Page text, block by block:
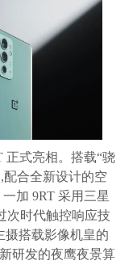
正式亮相。搭载“骁
配合全新设计的空
加 9RT 采用三星
次时代触控响应技
摄搭载影像机皇的
研发的夜鹰夜景算